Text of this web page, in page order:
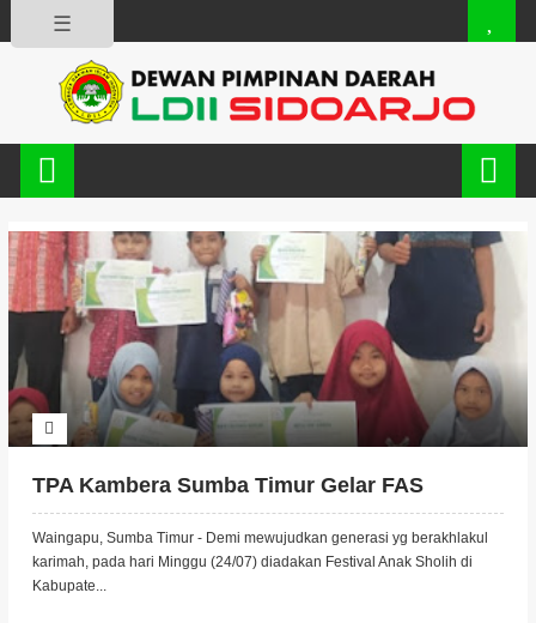
☰
TPA Kambera Sumba Timur Gelar FAS
Waingapu, Sumba Timur - Demi mewujudkan generasi yg berakhlakul
karimah, pada hari Minggu (24/07) diadakan Festival Anak Sholih di
Kabupate...